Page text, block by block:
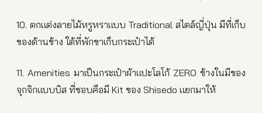
10. ตกแต่งลายไม้หรูหราแบบ Traditional สไตล์ญี่ปุ่น มีที่เก็บ
ของด้านข้าง ใต้ที่พักขาเก็บกระเป๋าได้
11. Amenities มาเป็นกระเป๋าผ้าแปะโลโก้ ZERO ข้างในมีของ
จุกจิกแบบบิส ที่ชอบคือมี Kit ของ Shisedo แยกมาให้